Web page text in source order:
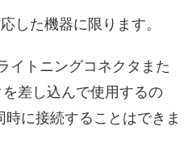
した機器に限ります。
イトニングコネクタまた
差し込んで使用するの
に接続することはできま